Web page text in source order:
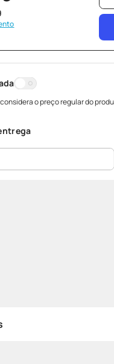
o preço regular do